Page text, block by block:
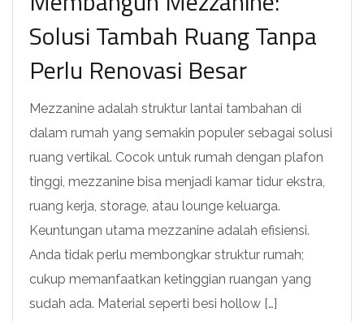
Solusi Tambah Ruang Tanpa
Perlu Renovasi Besar
Mezzanine adalah struktur lantai tambahan di
dalam rumah yang semakin populer sebagai solusi
ruang vertikal. Cocok untuk rumah dengan plafon
tinggi, mezzanine bisa menjadi kamar tidur ekstra,
ruang kerja, storage, atau lounge keluarga.
Keuntungan utama mezzanine adalah efisiensi.
Anda tidak perlu membongkar struktur rumah;
cukup memanfaatkan ketinggian ruangan yang
sudah ada. Material seperti besi hollow […]